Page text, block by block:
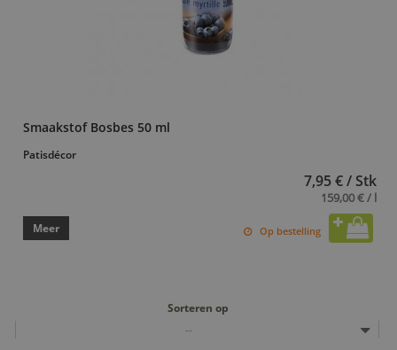
Smaakstof Bosbes 50 ml
Patisdécor
7,95 € / Stk
159,00 € / l
Meer Op bestelling
Sorteren op
--